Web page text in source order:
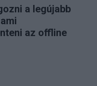
a legújabb
az offline